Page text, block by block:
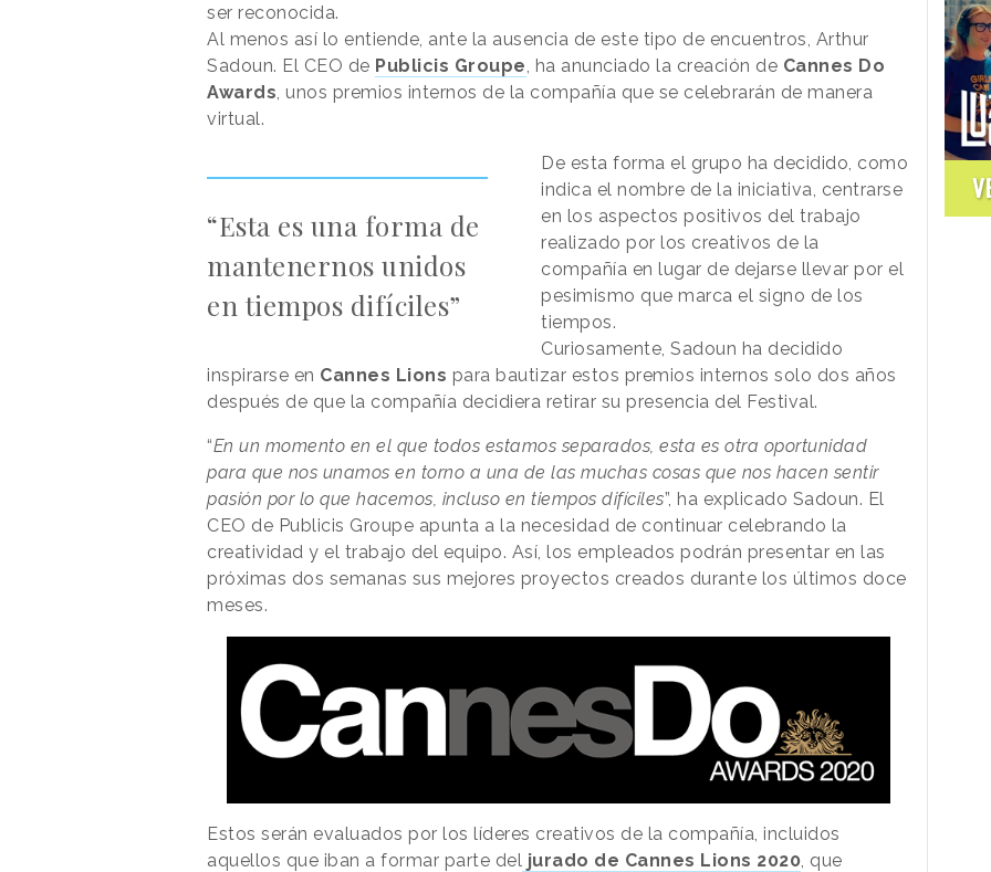
ser reconocida.
Al menos así lo entiende, ante la ausencia de este tipo de encuentros, Arthur
Sadoun. El CEO de Publicis Groupe , ha anunciado la creación de Cannes Do
Awards , unos premios internos de la compañía que se celebrarán de manera
virtual.
“Esta es una forma de
mantenernos unidos
en tiempos difíciles”
De esta forma el grupo ha decidido, como
indica el nombre de la iniciativa, centrarse
en los aspectos positivos del trabajo
realizado por los creativos de la
compañía en lugar de dejarse llevar por el
pesimismo que marca el signo de los
tiempos.
Curiosamente, Sadoun ha decidido
inspirarse en Cannes Lions para bautizar estos premios internos solo dos años
después de que la compañía decidiera retirar su presencia del Festival.
“En un momento en el que todos estamos separados, esta es otra oportunidad
para que nos unamos en torno a una de las muchas cosas que nos hacen sentir
pasión por lo que hacemos, incluso en tiempos difíciles”, ha explicado Sadoun. El
CEO de Publicis Groupe apunta a la necesidad de continuar celebrando la
creatividad y el trabajo del equipo. Así, los empleados podrán presentar en las
próximas dos semanas sus mejores proyectos creados durante los últimos doce
meses.
Estos serán evaluados por los líderes creativos de la compañía, incluidos
aquellos que iban a formar parte del jurado de Cannes Lions 2020 , que